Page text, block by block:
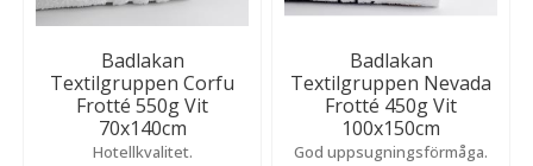
Badlakan
Textilgruppen Corfu
Frotté 550g Vit
70x140cm
Hotellkvalitet.
Badlakan
Textilgruppen Nevada
Frotté 450g Vit
100x150cm
God uppsugningsförmåga.